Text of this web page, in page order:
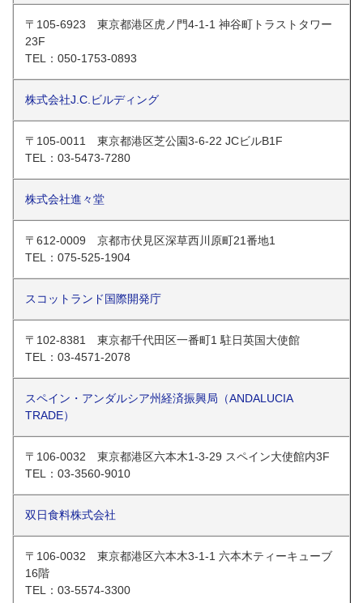
〒105-6923 東京都港区虎ノ門4-1-1 神谷町トラストタワー
23F
TEL：050-1753-0893
株式会社J.C.ビルディング
〒105-0011 東京都港区芝公園3-6-22 JCビルB1F
TEL：03-5473-7280
株式会社進々堂
〒612-0009 京都市伏見区深草西川原町21番地1
TEL：075-525-1904
スコットランド国際開発庁
〒102-8381 東京都千代田区一番町1 駐日英国大使館
TEL：03-4571-2078
スペイン・アンダルシア州経済振興局（ANDALUCIA
TRADE）
〒106-0032 東京都港区六本木1-3-29 スペイン大使館内3F
TEL：03-3560-9010
双日食料株式会社
〒106-0032 東京都港区六本木3-1-1 六本木ティーキューブ
16階
TEL：03-5574-3300